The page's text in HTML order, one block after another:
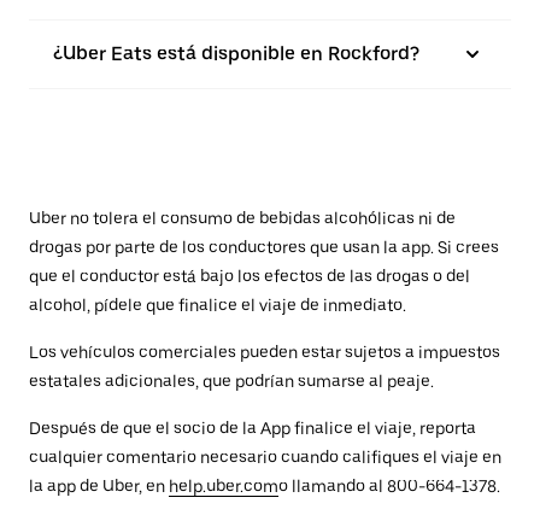
¿Uber Eats está disponible en Rockford?
Uber no tolera el consumo de bebidas alcohólicas ni de
drogas por parte de los conductores que usan la app. Si crees
que el conductor está bajo los efectos de las drogas o del
alcohol, pídele que finalice el viaje de inmediato.
Los vehículos comerciales pueden estar sujetos a impuestos
estatales adicionales, que podrían sumarse al peaje.
Después de que el socio de la App finalice el viaje, reporta
cualquier comentario necesario cuando califiques el viaje en
la app de Uber, en help.uber.como llamando al 800-664-1378.